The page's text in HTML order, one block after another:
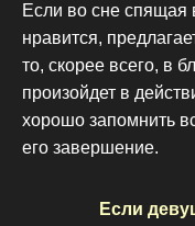
Если во сне спящая
нравится,
то, скорее всего, в
произойдет в
хорошо запомнить
его завершение.
Если